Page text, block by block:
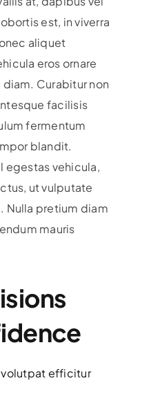
est, in viverra
aliquet
eros ornare
Curabitur non
facilisis
fermentum
blandit.
egestas vehicula,
ut vulputate
Nulla pretium diam
mauris
volutpat efficitur